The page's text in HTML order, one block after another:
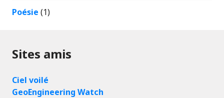
Poésie (1)
Sites amis
Ciel voilé
GeoEngineering Watch